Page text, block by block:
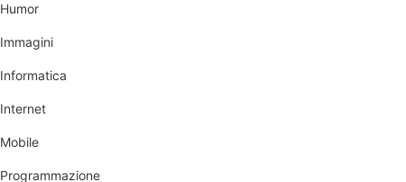
Humor
Immagini
Informatica
Internet
Mobile
Programmazione